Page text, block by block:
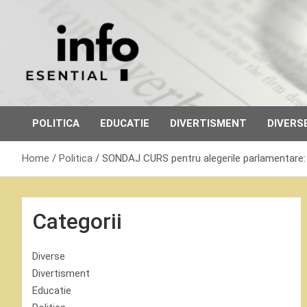
POLITICA EDUCATIE DIVERTISMENT
Home Politica SONDAJ CURS pentru alegerile parlamentare:
Categorii
Diverse
Divertisment
Educatie